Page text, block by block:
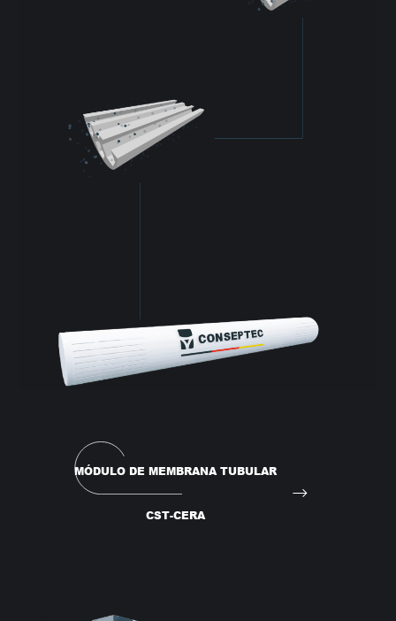
MÓDULO DE MEMBRANA TUBULAR
CST-CERA